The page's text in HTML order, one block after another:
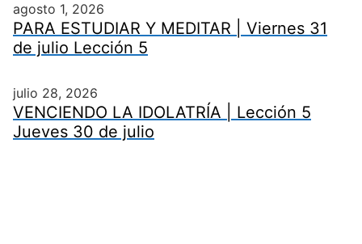
agosto 1, 2026
PARA ESTUDIAR Y MEDITAR | Viernes 31
de julio Lección 5
julio 28, 2026
VENCIENDO LA IDOLATRÍA | Lección 5
Jueves 30 de julio